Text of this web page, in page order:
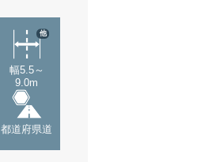
幅5.5～
9.0m
他
都道府県道